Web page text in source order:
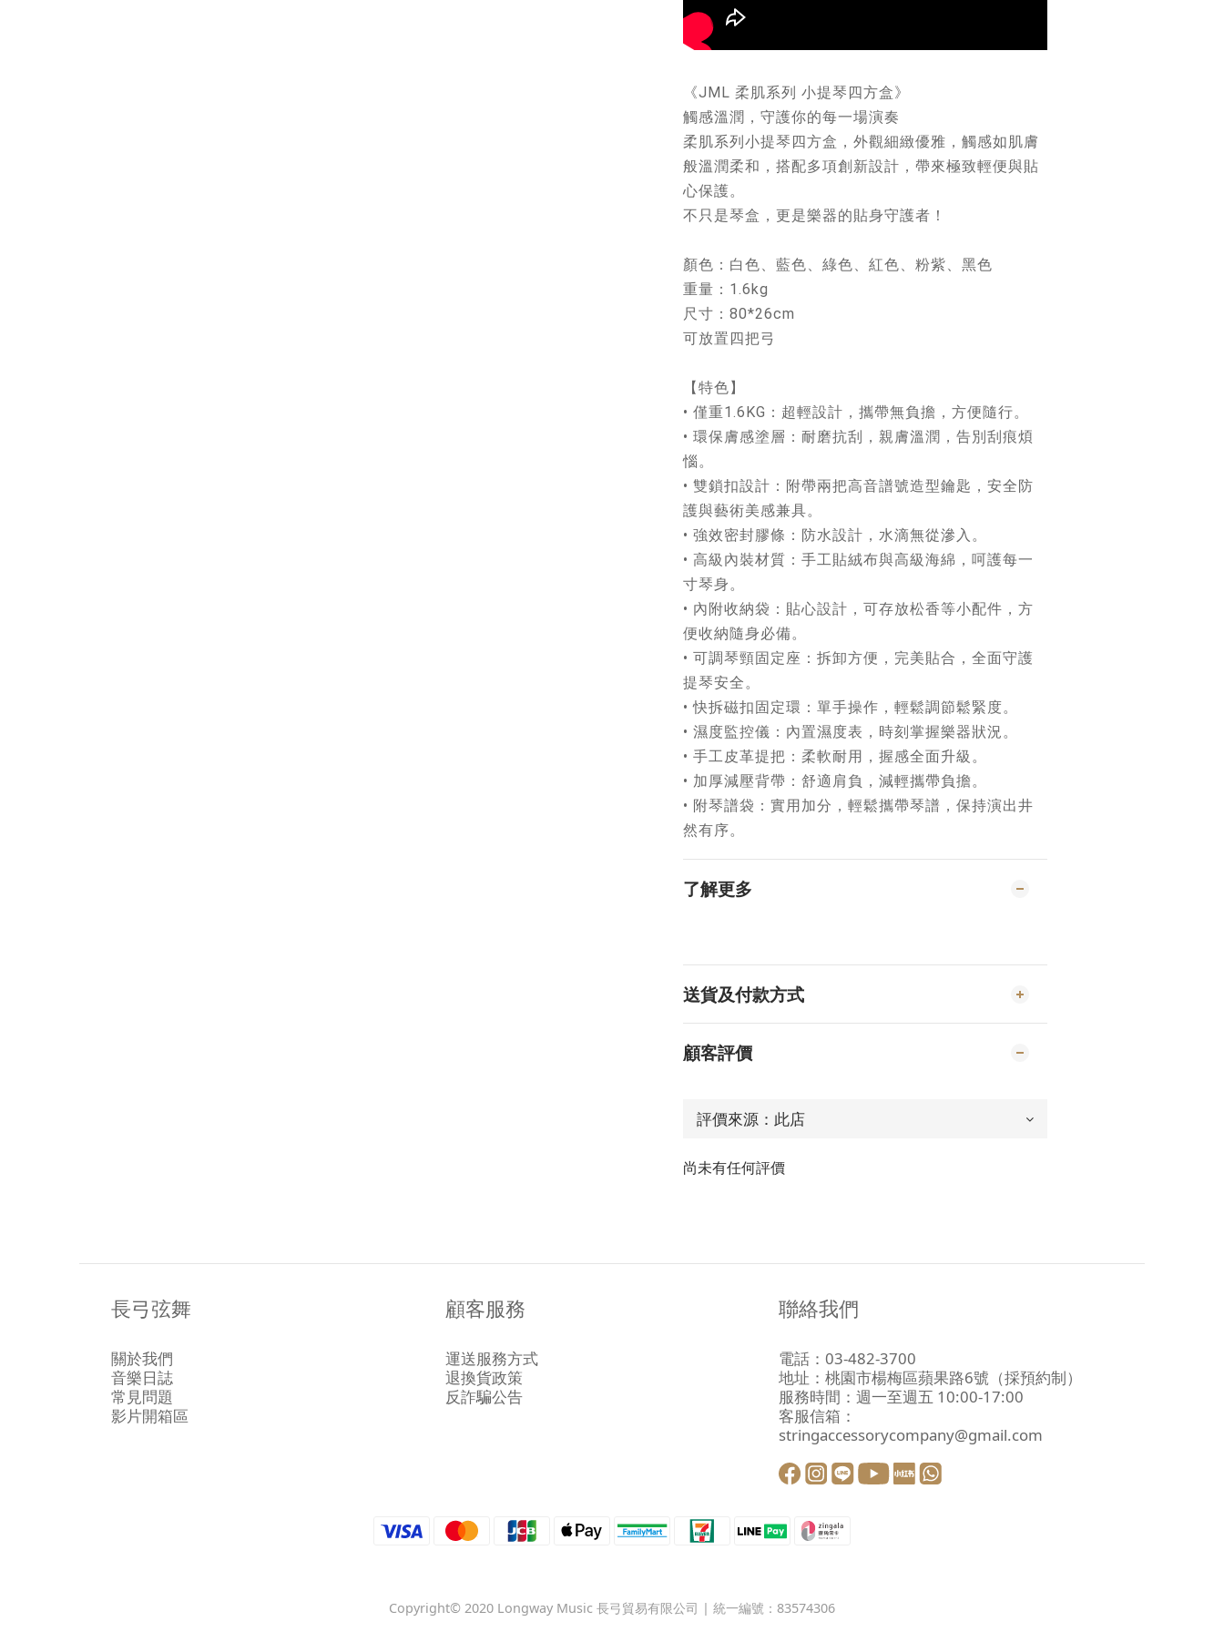
《JML 柔肌系列 小提琴四方盒》
觸感溫潤，守護你的每一場演奏
柔肌系列小提琴四方盒，外觀細緻優雅，觸感如肌膚
般溫潤柔和，搭配多項創新設計，帶來極致輕便與貼
心保護。
不只是琴盒，更是樂器的貼身守護者！
顏色：白色、藍色、綠色、 紅色、粉紫、黑色
重量：1.6kg
尺寸：80*26cm
可放置四把弓
【特色】
• 僅重1.6KG：超輕設計，攜帶無負擔，方便隨行。
• 環保膚感塗層：耐磨抗刮，親膚溫潤，告別刮痕煩
惱。
• 雙鎖扣設計：附帶兩把高音譜號造型鑰匙，安全防
護與藝術美感兼具。
• 強效密封膠條：防水設計，水滴無從滲入。
• 高級內裝材質：手工貼絨布與高級海綿，呵護每一
寸琴身。
• 內附收納袋：貼心設計，可存放松香等小配件，方
便收納隨身必備。
• 可調琴頸固定座：拆卸方便，完美貼合，全面守護
提琴安全。
•快拆磁扣固定環：單手操作，輕鬆調節鬆緊度。
• 濕度監控儀：內置濕度表，時刻掌握樂器狀況。
• 手工皮革提把：柔軟耐用，握感全面升級。
• 加厚減壓背帶：舒適肩負，減輕攜帶負擔。
• 附琴譜袋：實用加分，輕鬆攜帶琴譜，保持演出井
然有序。
了解更多
送貨及付款方式
顧客評價
尚未有任何評價
長弓弦舞
關於我們
音樂日誌
常見問題
影片開箱區
顧客服務
運送服務方式
退換貨政策
反詐騙公告
聯絡我們
電話：03-482-3700
地址：桃園市楊梅區蘋果路6號 （採預約制）
服務時間：週一至週五 10:00-17:00
客服信箱：
stringaccessorycompany@gmail.com
Copyright© 2020 Longway Music 長弓貿易有限公司 | 統一編號：83574306